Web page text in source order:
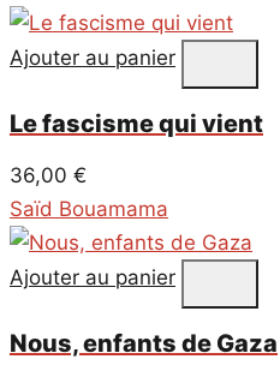
Ajouter au panier
Le fascisme qui vient
36,00 €
Saïd Bouamama
Ajouter au panier
Nous, enfants de Gaza